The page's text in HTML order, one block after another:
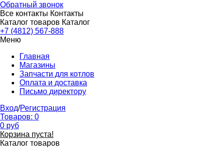
Обратный звонок
Все контакты Контакты
Каталог товаров Каталог
+7 (4812) 567-888
Меню
Главная
Магазины
Запчасти для котлов
Оплата и доставка
Письмо директору
Вход/Регистрация
Товаров: 0
0 руб
Корзина пуста!
Каталог товаров